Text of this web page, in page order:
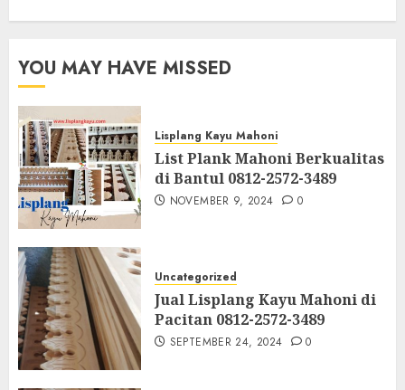
YOU MAY HAVE MISSED
Lisplang Kayu Mahoni
List Plank Mahoni Berkualitas
di Bantul 0812-2572-3489
NOVEMBER 9, 2024 0
Uncategorized
Jual Lisplang Kayu Mahoni di
Pacitan 0812-2572-3489
SEPTEMBER 24, 2024 0